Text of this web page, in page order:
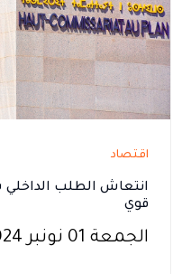
اقتصاد
انتعاش الطلب الداخلي
قوي
الجمعة 01 نونبر 2024